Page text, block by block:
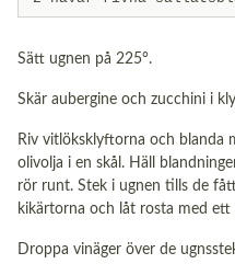
Sätt ugnen på 225°.
Skär aubergine och zucchini i
Riv vitlöksklyftorna och blanda
olivolja i en skål. Häll
rör runt. Stek i ugnen tills de
kikärtorna och låt rosta med
Droppa vinäger över de